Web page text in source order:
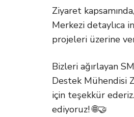
Ziyaret
Merkezi detaylıca
projeleri üzerine
Bizleri ağırlayan
Destek Mühendisi
için teşekkür
ediyoruz! 🌐🤝